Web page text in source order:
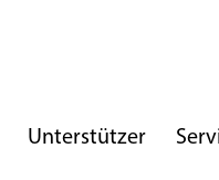
Unterstützer